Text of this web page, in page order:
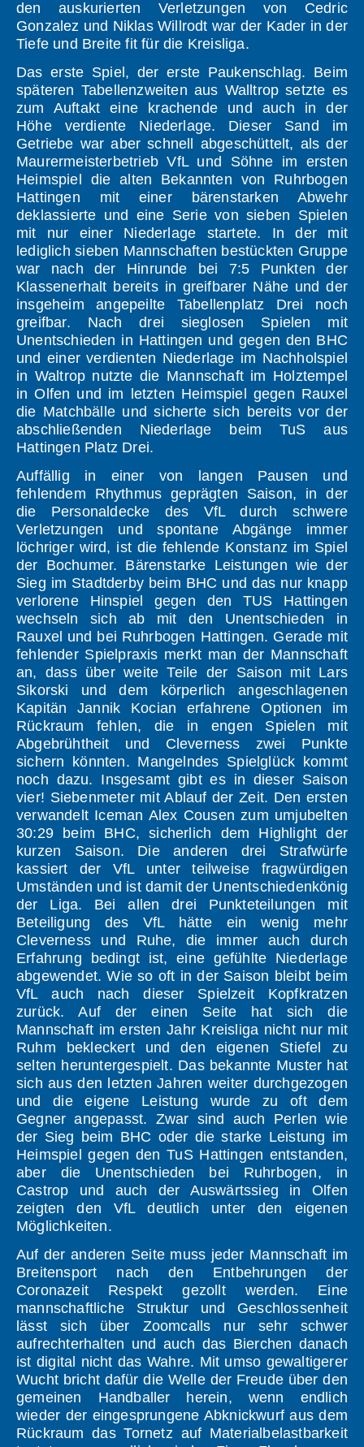
den auskurierten Verletzungen von Cedric
Gonzalez und Niklas Willrodt war der Kader in der
Tiefe und Breite fit für die Kreisliga.
Das erste Spiel, der erste Paukenschlag. Beim
späteren Tabellenzweiten aus Walltrop setzte es
zum Auftakt eine krachende und auch in der
Höhe verdiente Niederlage. Dieser Sand im
Getriebe war aber schnell abgeschüttelt, als der
Maurermeisterbetrieb VfL und Söhne im ersten
Heimspiel die alten Bekannten von Ruhrbogen
Hattingen mit einer bärenstarken Abwehr
deklassierte und eine Serie von sieben Spielen
mit nur einer Niederlage startete. In der mit
lediglich sieben Mannschaften bestückten Gruppe
war nach der Hinrunde bei 7:5 Punkten der
Klassenerhalt bereits in greifbarer Nähe und der
insgeheim angepeilte Tabellenplatz Drei noch
greifbar. Nach drei sieglosen Spielen mit
Unentschieden in Hattingen und gegen den BHC
und einer verdienten Niederlage im Nachholspiel
in Waltrop nutzte die Mannschaft im Holztempel
in Olfen und im letzten Heimspiel gegen Rauxel
die Matchbälle und sicherte sich bereits vor der
abschließenden Niederlage beim TuS aus
Hattingen Platz Drei.
Auffällig in einer von langen Pausen und
fehlendem Rhythmus geprägten Saison, in der
die Personaldecke des VfL durch schwere
Verletzungen und spontane Abgänge immer
löchriger wird, ist die fehlende Konstanz im Spiel
der Bochumer. Bärenstarke Leistungen wie der
Sieg im Stadtderby beim BHC und das nur knapp
verlorene Hinspiel gegen den TUS Hattingen
wechseln sich ab mit den Unentschieden in
Rauxel und bei Ruhrbogen Hattingen. Gerade mit
fehlender Spielpraxis merkt man der Mannschaft
an, dass über weite Teile der Saison mit Lars
Sikorski und dem körperlich angeschlagenen
Kapitän Jannik Kocian erfahrene Optionen im
Rückraum fehlen, die in engen Spielen mit
Abgebrühtheit und Cleverness zwei Punkte
sichern könnten. Mangelndes Spielglück kommt
noch dazu. Insgesamt gibt es in dieser Saison
vier! Siebenmeter mit Ablauf der Zeit. Den ersten
verwandelt Iceman Alex Cousen zum umjubelten
30:29 beim BHC, sicherlich dem Highlight der
kurzen Saison. Die anderen drei Strafwürfe
kassiert der VfL unter teilweise fragwürdigen
Umständen und ist damit der Unentschiedenkönig
der Liga. Bei allen drei Punkteteilungen mit
Beteiligung des VfL hätte ein wenig mehr
Cleverness und Ruhe, die immer auch durch
Erfahrung bedingt ist, eine gefühlte Niederlage
abgewendet. Wie so oft in der Saison bleibt beim
VfL auch nach dieser Spielzeit Kopfkratzen
zurück. Auf der einen Seite hat sich die
Mannschaft im ersten Jahr Kreisliga nicht nur mit
Ruhm bekleckert und den eigenen Stiefel zu
selten heruntergespielt. Das bekannte Muster hat
sich aus den letzten Jahren weiter durchgezogen
und die eigene Leistung wurde zu oft dem
Gegner angepasst. Zwar sind auch Perlen wie
der Sieg beim BHC oder die starke Leistung im
Heimspiel gegen den TuS Hattingen entstanden,
aber die Unentschieden bei Ruhrbogen, in
Castrop und auch der Auswärtssieg in Olfen
zeigten den VfL deutlich unter den eigenen
Möglichkeiten.
Auf der anderen Seite muss jeder Mannschaft im
Breitensport nach den Entbehrungen der
Coronazeit Respekt gezollt werden. Eine
mannschaftliche Struktur und Geschlossenheit
lässt sich über Zoomcalls nur sehr schwer
aufrechterhalten und auch das Bierchen danach
ist digital nicht das Wahre. Mit umso gewaltigerer
Wucht bricht dafür die Welle der Freude über den
gemeinen Handballer herein, wenn endlich
wieder der eingesprungene Abknickwurf aus dem
Rückraum das Tornetz auf Materialbelastbarkeit